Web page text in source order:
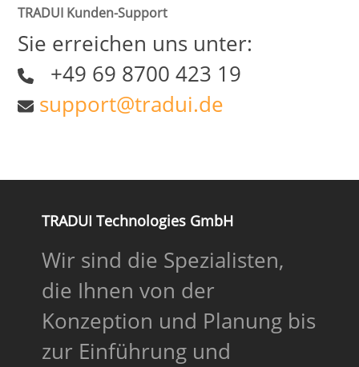
TRADUI Kunden-Support
Sie erreichen uns unter:
+49 69 8700 423 19
support@tradui.de
TRADUI Technologies GmbH
Wir sind die Spezialisten,
die Ihnen von der
Konzeption und Planung bis
zur Einführung und